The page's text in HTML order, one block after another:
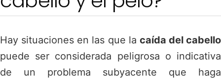
Hay situaciones en las que la caída del cabello
puede ser considerada peligrosa o indicativa
de un problema subyacente que haga